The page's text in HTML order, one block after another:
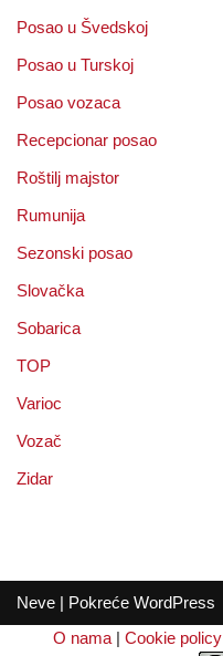
Posao u Švedskoj
Posao u Turskoj
Posao vozaca
Recepcionar posao
Roštilj majstor
Rumunija
Sezonski posao
Slovačka
Sobarica
TOP
Varioc
Vozač
Zidar
Neve | Pokreće WordPress
O nama | Cookie policy